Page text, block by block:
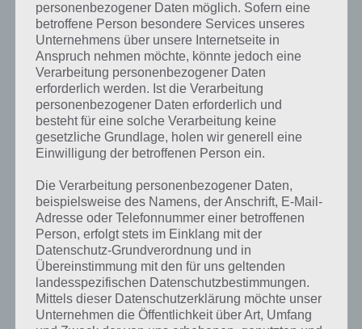
Weitere Lösungen zu 94%
gesucht? Schaue inunsere
Komplettlösung zur App! Dort
kannst du mit der Suche
schnell die Antworten und
Lösungen der über 300 Level
finden!
Du findest Lösungen auch ohne unsere Hilfe, indem du in der App
Münzen einsetzt. Da diese jedoch begrenzt sind, hast du hier stets
die Möglichkeit alle Antworten zu finden!
Die obige Lösung stimmt leider nicht mehr?
personenbezogener Daten möglich. Sofern eine
betroffene Person besondere Services unseres
Unternehmens über unsere Internetseite in
Anspruch nehmen möchte, könnte jedoch eine
Verarbeitung personenbezogener Daten
erforderlich werden. Ist die Verarbeitung
personenbezogener Daten erforderlich und
besteht für eine solche Verarbeitung keine
gesetzliche Grundlage, holen wir generell eine
Einwilligung der betroffenen Person ein.
Die Verarbeitung personenbezogener Daten,
beispielsweise des Namens, der Anschrift, E-Mail-
Adresse oder Telefonnummer einer betroffenen
Person, erfolgt stets im Einklang mit der
Datenschutz-Grundverordnung und in
Übereinstimmung mit den für uns geltenden
landesspezifischen Datenschutzbestimmungen.
Mittels dieser Datenschutzerklärung möchte unser
Unternehmen die Öffentlichkeit über Art, Umfang